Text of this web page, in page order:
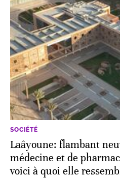
SOCIÉTÉ
Laâyoune: flambant
médecine et de
voici à quoi elle